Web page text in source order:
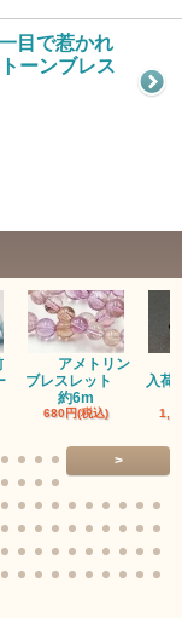
目で惹かれ
ーンブレス
アメトリン
ブレスレット
約6m
680円(税込)
入荷
>